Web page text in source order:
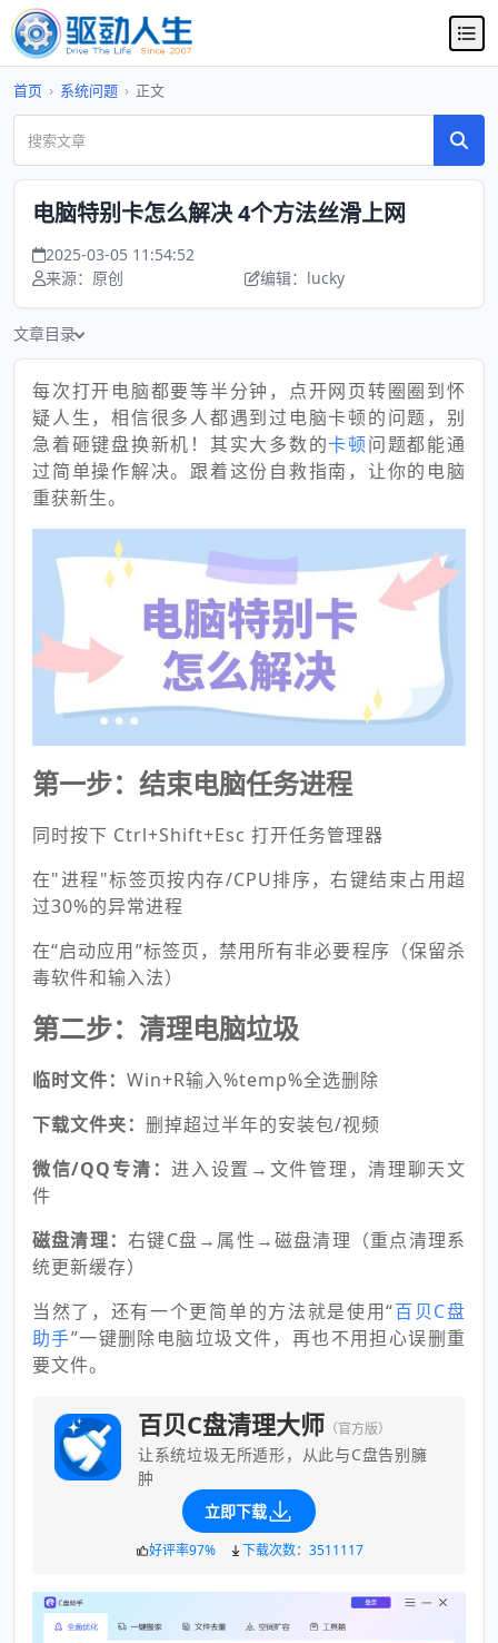
首页 › 系统问题 › 正文
电脑特别卡怎么解决 4个方法丝滑上网
2025-03-05 11:54:52
来源：原创
编辑：lucky
文章目录
每次打开电脑都要等半分钟，点开网页转圈圈到怀
疑人生，相信很多人都遇到过电脑卡顿的问题，别
急着砸键盘换新机！其实大多数的卡顿问题都能通
过简单操作解决。跟着这份自救指南，让你的电脑
重获新生。
第一步：结束电脑任务进程
同时按下 Ctrl+Shift+Esc 打开任务管理器
在"进程"标签页按内存/CPU排序，右键结束占用超
过30%的异常进程
在“启动应用”标签页， 禁用所有非必要程序（保留杀
毒软件和输入法）
第二步：清理电脑垃圾
临时文件： Win+R输入%temp%全选删除
下载文件夹： 删掉超过半年的安装包/视频
微信/QQ专清：进入设置→文件管理，清理聊天文
件
磁盘清理：右键C盘→属性→磁盘清理（重点清理系
统更新缓存）
当然了，还有一个更简单的方法就是使用“百贝C盘
助手”一键删除电脑垃圾文件，再也不用担心误删重
要文件。
百贝C盘清理大师 （官方版）
让系统垃圾无所遁形，从此与C盘告别臃
肿
立即下载
好评率97% 下载次数：3511117